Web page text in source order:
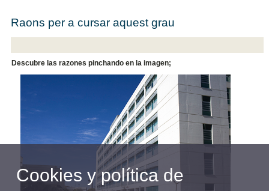
Raons per a cursar aquest grau
Descubre las razones pinchando en la imagen;
Cookies y política de